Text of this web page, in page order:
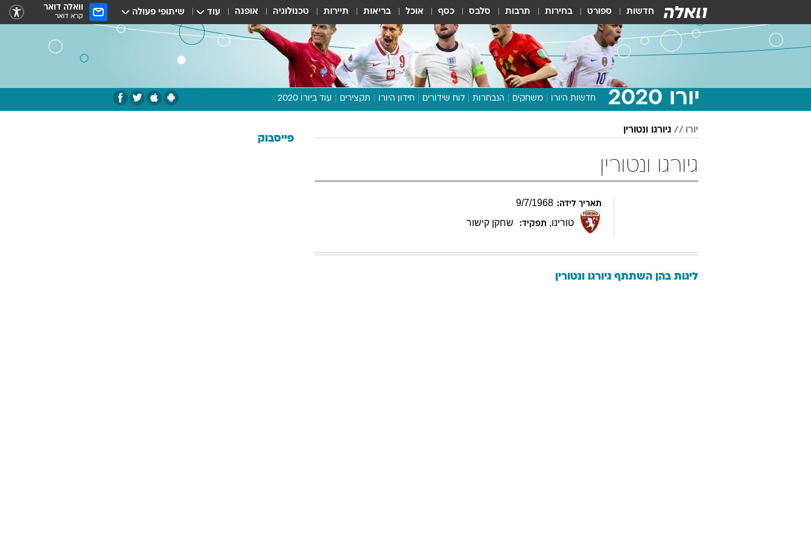
חדשות ספורט בחירות תרבות סלבס כסף אוכל בריאות תיירות טכנולוגיה אופנה עוד שיתופי פעולה וואלה דואר
קרא דואר
יורו 2020 חדשות היורו משחקים הנבחרות לוח שידורים חידון היורו תקצירים עוד ביורו 2020
תכנית היורו
יורו גיורגו ונטורין
גיורגו ונטורין
תאריך לידה: 9/7/1968
טורינו, תפקיד: שחקן קישור
ליגות בהן השתתף גיורגו ונטורין
פייסבוק